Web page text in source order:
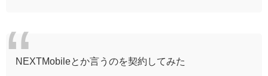
NEXTMobileとか言うのを契約してみた